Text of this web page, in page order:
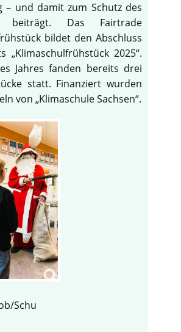
– und damit zum Schutz des
beiträgt. Das Fairtrade
bildet den Abschluss
„Klimaschulfrühstück 2025“.
Jahres fanden bereits drei
statt. Finanziert wurden
von „Klimaschule Sachsen“.
Schu